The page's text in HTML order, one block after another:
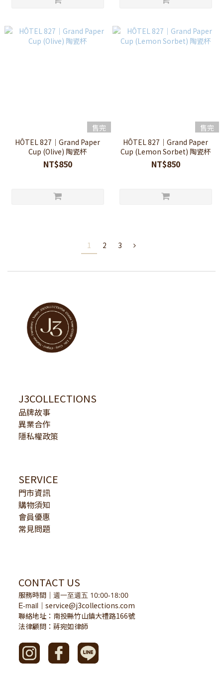
售完
HÔTEL 827｜Grand Paper
Cup (Olive) 陶瓷杯
NT$850
售完
HÔTEL 827｜Grand Paper
Cup (Lemon Sorbet) 陶瓷杯
NT$850
1 2 3
J3COLLECTIONS
品牌故事
異業合作
隱私權政策
SERVICE
門市資訊
購物須知
會員優惠
常見問題
CONTACT US
服務時間 ｜ 週一至週五 10:00-18:00
E-mail ｜ service@j3collections.com
聯絡地址：南投縣竹山鎮大禮路166號
法律顧問：蔣宛如律師